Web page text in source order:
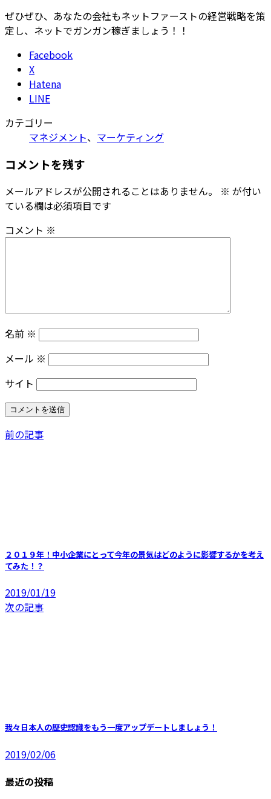
ぜひぜひ、あなたの会社もネットファーストの経営戦略を策
定し、ネットでガンガン稼ぎましょう！！
Facebook
X
Hatena
LINE
カテゴリー
マネジメント、 マーケティング
コメントを残す
メールアドレスが公開されることはありません。 ※ が付い
ている欄は必須項目です
コメント ※
名前 ※
メール ※
サイト
前の記事
２０１９年！中小企業にとって今年の景気はどのように影響するかを考え
てみた！？
2019/01/19
次の記事
我々日本人の歴史認識をもう一度アップデートしましょう！
2019/02/06
最近の投稿